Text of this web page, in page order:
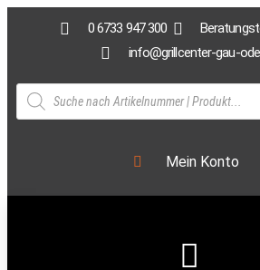
0 6733 947 300
info@grillcenter-gau-
Mein Konto